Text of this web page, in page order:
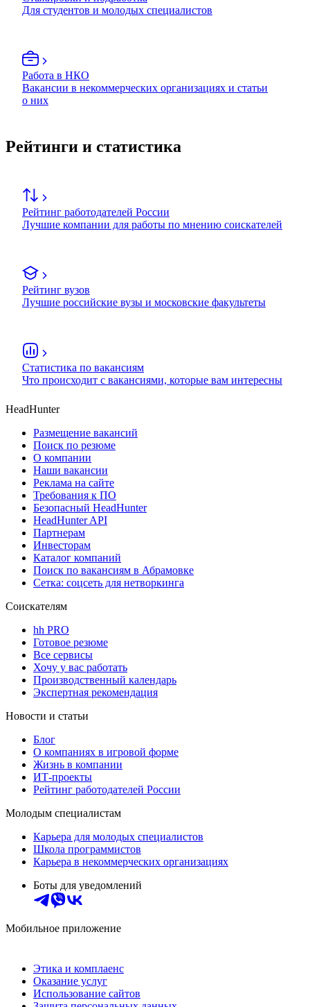
Для студентов и молодых специалистов
Работа в НКО
Вакансии в некоммерческих организациях и статьи
о них
Рейтинги и статистика
Рейтинг работодателей России
Лучшие компании для работы по мнению соискателей
Рейтинг вузов
Лучшие российские вузы и московские факультеты
Статистика по вакансиям
Что происходит с вакансиями, которые вам интересны
HeadHunter
Размещение вакансий
Поиск по резюме
О компании
Наши вакансии
Реклама на сайте
Требования к ПО
Безопасный HeadHunter
HeadHunter API
Партнерам
Инвесторам
Каталог компаний
Поиск по вакансиям в Абрамовке
Сетка: соцсеть для нетворкинга
Соискателям
hh PRO
Готовое резюме
Все сервисы
Хочу у вас работать
Производственный календарь
Экспертная рекомендация
Новости и статьи
Блог
О компаниях в игровой форме
Жизнь в компании
ИТ-проекты
Рейтинг работодателей России
Молодым специалистам
Карьера для молодых специалистов
Школа программистов
Карьера в некоммерческих организациях
Боты для уведомлений
Мобильное приложение
Этика и комплаенс
Оказание услуг
Использование сайтов